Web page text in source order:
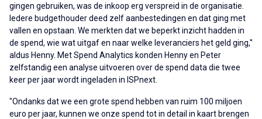
gingen gebruiken, was de inkoop erg verspreid in de organisatie.
Iedere budgethouder deed zelf aanbestedingen en dat ging met
vallen en opstaan. We merkten dat we beperkt inzicht hadden in
de spend, wie wat uitgaf en naar welke leveranciers het geld ging,''
aldus Henny. Met Spend Analytics konden Henny en Peter
zelfstandig een analyse uitvoeren over de spend data die twee
keer per jaar wordt ingeladen in ISPnext.
"Ondanks dat we een grote spend hebben van ruim 100 miljoen
euro per jaar, kunnen we onze spend tot in detail in kaart brengen